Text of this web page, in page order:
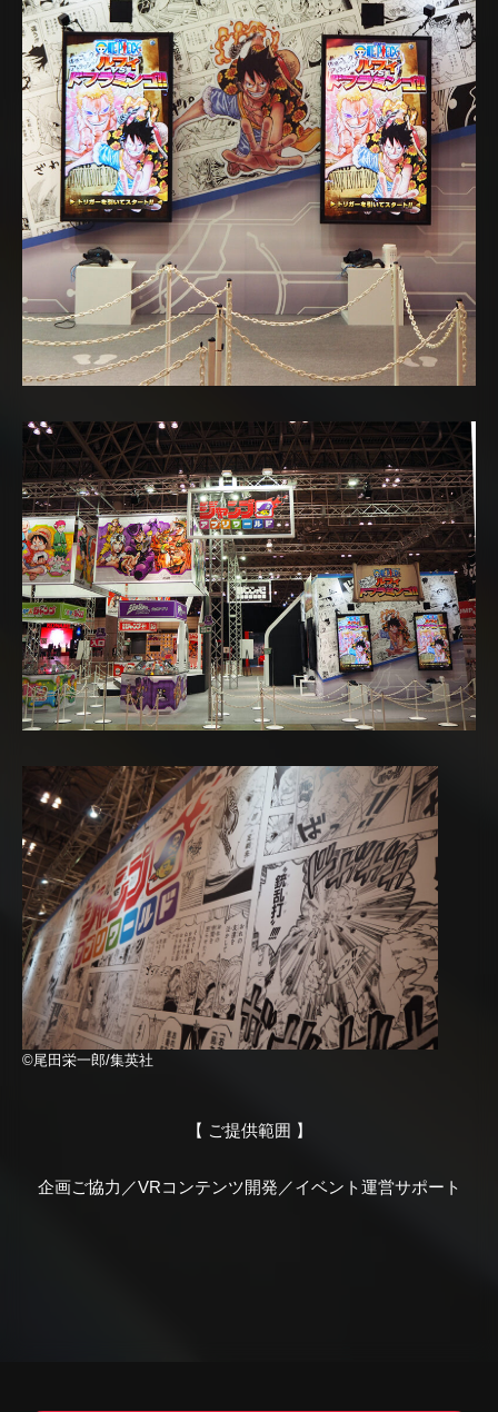
©尾田栄一郎/集英社
【 ご提供範囲 】
企画ご協力／VRコンテンツ開発／イベント運営サポート